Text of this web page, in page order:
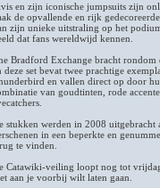
en zijn iconische jumpsuits zijn
de opvallende en rijk
zijn unieke uitstraling op het
dat fans wereldwijd kennen.
Bradford Exchange bracht rondom
deze set bevat twee prachtige
en vallen direct op door
van goudtinten, rode
stukken werden in 2008 uitgebracht
in een beperkte en
te vinden.
Catawiki-veiling loopt nog tot
aan je voorbij wilt laten gaan.